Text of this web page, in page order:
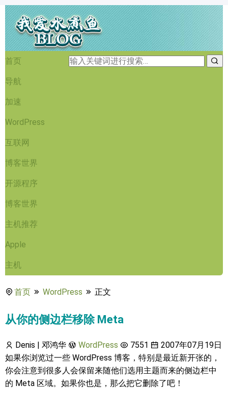
首页
导航
加速
WordPress
互联网
博客世界
开源程序
博客世界
主机推荐
Apple
主机
首页 WordPress 正文
从你的侧边栏移除 Meta
Denis | 邓鸿华 WordPress 7551
2007年07月19日
如果你浏览过一些 WordPress 博客，特别是最近新开张的，
你会注意到很多人会保留来随他们选用主题而来的侧边栏中
的 Meta 区域。如果你也是，那么把它删除了吧！